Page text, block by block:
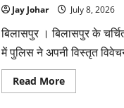
Jay Johar July 8, 2026
बिलासपुर । बिलासपुर के
में पुलिस ने अपनी विस्तृत
Read MoreRead
more